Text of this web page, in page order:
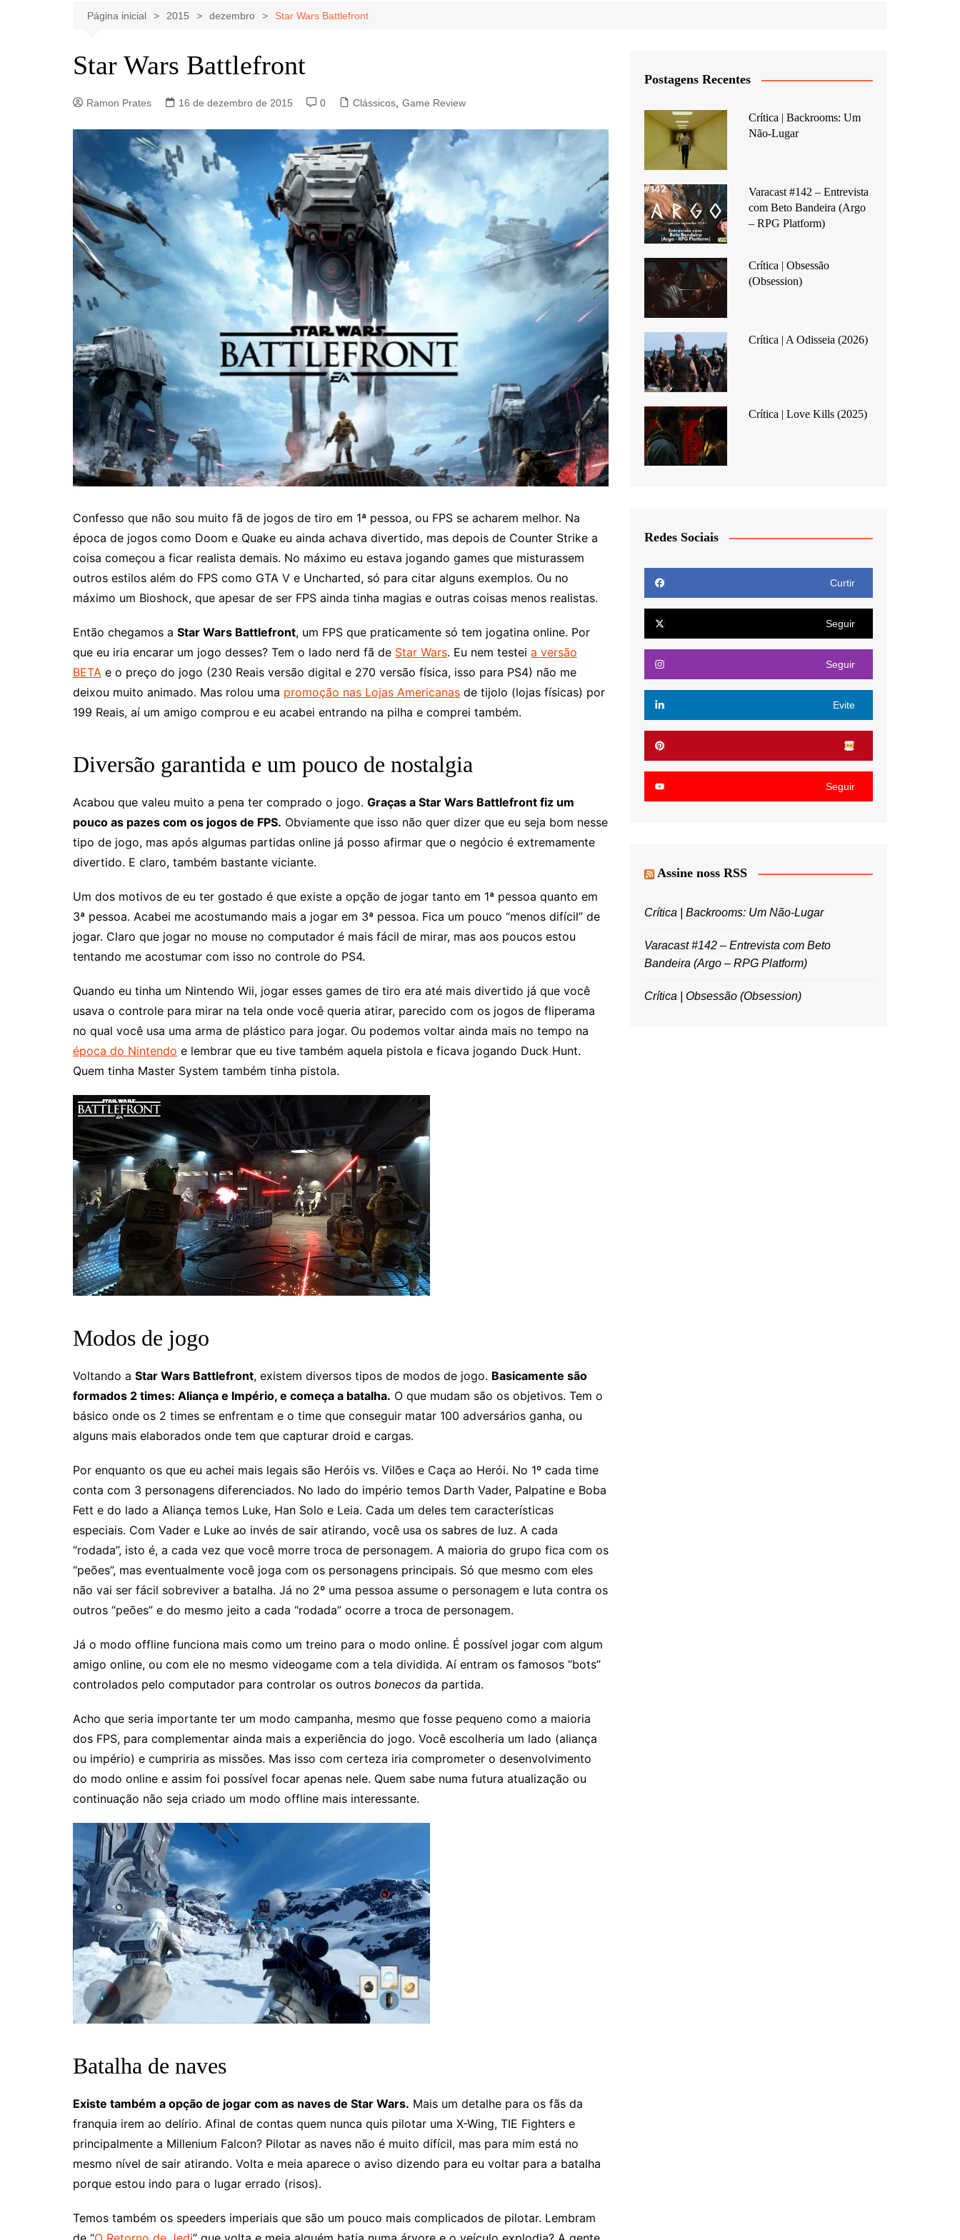
Celebridades
Música
Notícias
Clássicos
Livros
Game Review
Página inicial 2015 dezembro Star Wars Battlefront
Star Wars Battlefront
Ramon Prates 16 de dezembro de 2015 0 Clássicos Game Review
Confesso que não sou muito fã de jogos de tiro em 1ª pessoa, ou FPS se acharem melhor. Na
época de jogos como Doom e Quake eu ainda achava divertido, mas depois de Counter Strike a
coisa começou a ficar realista demais. No máximo eu estava jogando games que misturassem
outros estilos além do FPS como GTA V e Uncharted, só para citar alguns exemplos. Ou no
máximo um Bioshock, que apesar de ser FPS ainda tinha magias e outras coisas menos realistas.
Então chegamos a Star Wars Battlefront, um FPS que praticamente só tem jogatina online. Por
que eu iria encarar um jogo desses? Tem o lado nerd fã de Star Wars. Eu nem testei a versão
BETA e o preço do jogo (230 Reais versão digital e 270 versão física, isso para PS4) não me
deixou muito animado. Mas rolou uma promoção nas Lojas Americanas de tijolo (lojas físicas) por
199 Reais, aí um amigo comprou e eu acabei entrando na pilha e comprei também.
Diversão garantida e um pouco de nostalgia
Acabou que valeu muito a pena ter comprado o jogo. Graças a Star Wars Battlefront fiz um
pouco as pazes com os jogos de FPS. Obviamente que isso não quer dizer que eu seja bom nesse
tipo de jogo, mas após algumas partidas online já posso afirmar que o negócio é extremamente
divertido. E claro, também bastante viciante.
Um dos motivos de eu ter gostado é que existe a opção de jogar tanto em 1ª pessoa quanto em
3ª pessoa. Acabei me acostumando mais a jogar em 3ª pessoa. Fica um pouco “menos difícil” de
jogar. Claro que jogar no mouse no computador é mais fácil de mirar, mas aos poucos estou
tentando me acostumar com isso no controle do PS4.
Quando eu tinha um Nintendo Wii, jogar esses games de tiro era até mais divertido já que você
usava o controle para mirar na tela onde você queria atirar, parecido com os jogos de fliperama
no qual você usa uma arma de plástico para jogar. Ou podemos voltar ainda mais no tempo na
época do Nintendo e lembrar que eu tive também aquela pistola e ficava jogando Duck Hunt.
Quem tinha Master System também tinha pistola.
Modos de jogo
Voltando a Star Wars Battlefront, existem diversos tipos de modos de jogo. Basicamente são
formados 2 times: Aliança e Império, e começa a batalha. O que mudam são os objetivos. Tem o
básico onde os 2 times se enfrentam e o time que conseguir matar 100 adversários ganha, ou
alguns mais elaborados onde tem que capturar droid e cargas.
Por enquanto os que eu achei mais legais são Heróis vs. Vilões e Caça ao Herói. No 1º cada time
conta com 3 personagens diferenciados. No lado do império temos Darth Vader, Palpatine e Boba
Fett e do lado a Aliança temos Luke, Han Solo e Leia. Cada um deles tem características
especiais. Com Vader e Luke ao invés de sair atirando, você usa os sabres de luz. A cada
“rodada”, isto é, a cada vez que você morre troca de personagem. A maioria do grupo fica com os
“peões”, mas eventualmente você joga com os personagens principais. Só que mesmo com eles
não vai ser fácil sobreviver a batalha. Já no 2º uma pessoa assume o personagem e luta contra os
outros “peões” e do mesmo jeito a cada “rodada” ocorre a troca de personagem.
Já o modo offline funciona mais como um treino para o modo online. É possível jogar com algum
amigo online, ou com ele no mesmo videogame com a tela dividida. Aí entram os famosos “bots”
controlados pelo computador para controlar os outros bonecos da partida.
Acho que seria importante ter um modo campanha, mesmo que fosse pequeno como a maioria
dos FPS, para complementar ainda mais a experiência do jogo. Você escolheria um lado (aliança
ou império) e cumpriria as missões. Mas isso com certeza iria comprometer o desenvolvimento
do modo online e assim foi possível focar apenas nele. Quem sabe numa futura atualização ou
continuação não seja criado um modo offline mais interessante.
Batalha de naves
Existe também a opção de jogar com as naves de Star Wars. Mais um detalhe para os fãs da
franquia irem ao delírio. Afinal de contas quem nunca quis pilotar uma X-Wing, TIE Fighters e
principalmente a Millenium Falcon? Pilotar as naves não é muito difícil, mas para mim está no
mesmo nível de sair atirando. Volta e meia aparece o aviso dizendo para eu voltar para a batalha
porque estou indo para o lugar errado (risos).
Temos também os speeders imperiais que são um pouco mais complicados de pilotar. Lembram
Postagens Recentes
Crítica | Backrooms: Um
Não-Lugar
Varacast #142 – Entrevista
com Beto Bandeira (Argo
– RPG Platform)
Crítica | Obsessão
(Obsession)
Crítica | A Odisseia (2026)
Crítica | Love Kills (2025)
Redes Sociais
Curtir
Seguir
Seguir
Evite
Seguir
Assine noss RSS
Crítica | Backrooms: Um Não-Lugar
Varacast #142 – Entrevista com Beto
Bandeira (Argo – RPG Platform)
Crítica | Obsessão (Obsession)